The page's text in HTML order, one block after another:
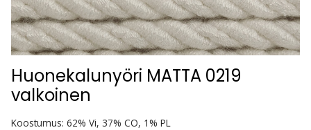
Huonekalunyöri MATTA 0219
valkoinen
Koostumus: 62% Vi, 37% CO, 1% PL